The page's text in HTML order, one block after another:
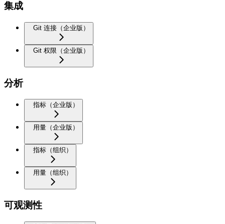
集成
Git 连接（企业版）
Git 权限（企业版）
分析
指标（企业版）
用量（企业版）
指标（组织）
用量（组织）
可观测性